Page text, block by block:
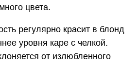
цвета.
регулярно красит в блонд
уровня каре с челкой.
от излюбленного